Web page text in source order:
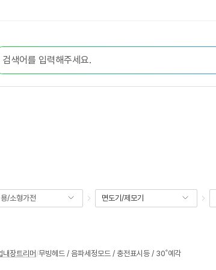
/소형가전 면도기/제모기
내장트리머 /무빙헤드 / 음파세정모드 / 충전표시등 / 30˚예각